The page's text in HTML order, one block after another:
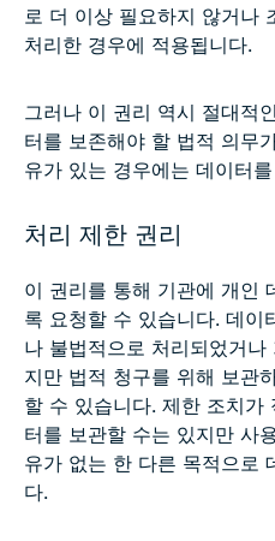
로 더 이상 필요하지 않거나
처리한 경우에 적용됩니다.
그러나 이 권리 역시 절대적
터를 보존해야 할 법적 의무
유가 있는 경우에는 데이터
처리 제한 권리
이 권리를 통해 기관에 개인
록 요청할 수 있습니다. 데이
나 불법적으로 처리되었거
지만 법적 청구를 위해 보관
할 수 있습니다. 제한 조치가
터를 보관할 수는 있지만 사
유가 없는 한 다른 목적으로
다.